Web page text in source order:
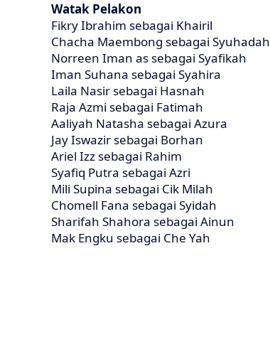
Watak Pelakon
Fikry Ibrahim sebagai Khairil
Chacha Maembong sebagai Syuhadah
Norreen Iman as sebagai Syafikah
Iman Suhana sebagai Syahira
Laila Nasir sebagai Hasnah
Raja Azmi sebagai Fatimah
Aaliyah Natasha sebagai Azura
Jay Iswazir sebagai Borhan
Ariel Izz sebagai Rahim
Syafiq Putra sebagai Azri
Mili Supina sebagai Cik Milah
Chomell Fana sebagai Syidah
Sharifah Shahora sebagai Ainun
Mak Engku sebagai Che Yah